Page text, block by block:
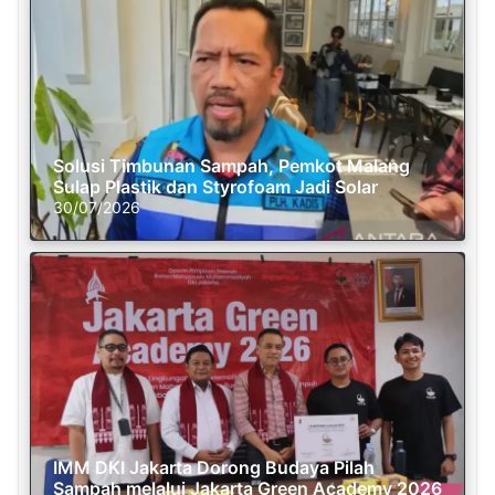
Solusi Timbunan Sampah, Pemkot Malang
Sulap Plastik dan Styrofoam Jadi Solar
30/07/2026
IMM DKI Jakarta Dorong Budaya Pilah
Sampah melalui Jakarta Green Academy 2026